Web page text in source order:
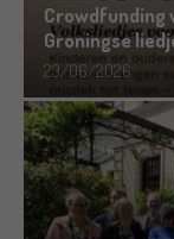
Crowdfunding
Groningse
23/06/2026